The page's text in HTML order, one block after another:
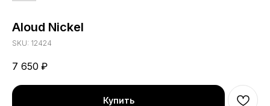
Aloud Nickel
SKU: 12424
7 650 ₽
Купить